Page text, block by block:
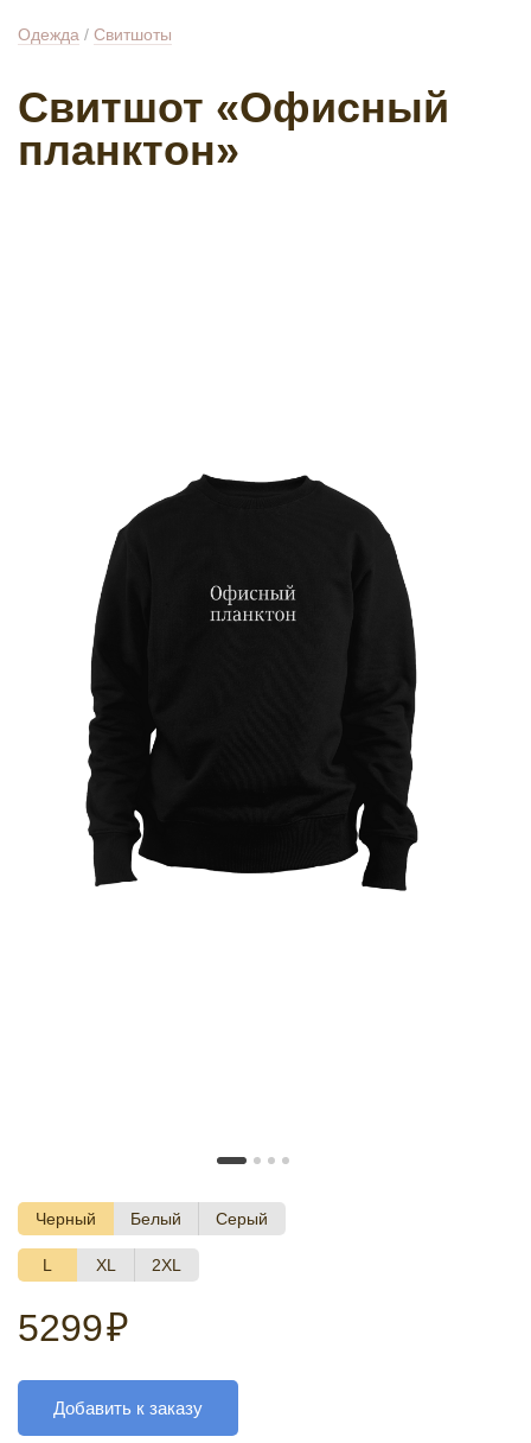
Одежда / Свитшоты
Свитшот «Офисный
планктон»
Черный Белый Серый
L XL 2XL
5299₽
Добавить к заказу